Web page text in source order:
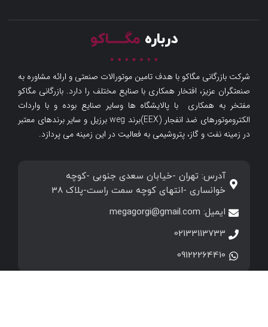
درباره مگـــــاکو
شرکت بازرگانی مگاکو با هدف تامین موتورالات صنعتی و ارائه مشاوره به
صنعتگران عزیز، افتخار همکاری با صنایع مختلف را دارد. بازرگانی مگاکو
مفتخر به همکاری با پالایشگاه ها وسایر صنایع بوده و با واردات
الکتروموتورهای ضد انفجار (EEX)برند weg برزیل و سایر برندهای معتبر
در زمینه نفت و گاز، پتروشیمی به فعالیت در این زمینه می پردازد.
آدرس: تهران -خیابان سعدی جنوبی -کوچه
خوانساری -انتهای کوچه سمت راست-پلاک 38
ایمیل: megagorgi@gmail.com
02133113733
09122264410